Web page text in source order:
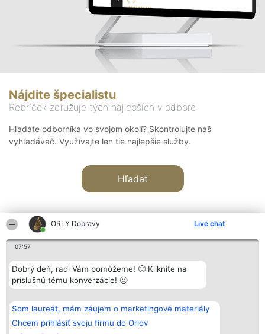
ORLY Dopravy Live chat
07:57
Dobrý deň, radi Vám pomôžeme! 🙂 Kliknite na
príslušnú tému konverzácie! 🙂
Som laureát, mám záujem o marketingové materiály
Chcem prihlásiť svoju firmu do Orlov
Nájdite špecialistu
Rebríček združuje tých najlepších v odbore
Hľadáte odborníka vo svojom okolí? Skontrolujte náš
vyhľadávač. Využívajte len tie najlepšie služby.
Hľadať
Organizátor hodnotenia
Bright Side Solutions sp. z o.
o. sp. k.
Wrocław 50-079
KRS 0000749100 | Regon
381313360 | NIP 8943132676
+48 508 492 400
Hodnotenie
Laureáti
Lista
Laureatów
Podmienky
Obchodné
podmienky
Kontakt
Kontakt